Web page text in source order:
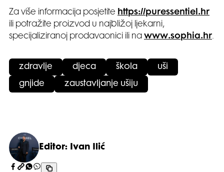
Za više informacija posjetite https://puressentiel.hr
ili potražite proizvod u najbližoj ljekarni,
specijaliziranoj prodavaonici ili na www.sophia.hr.
zdravlje djeca škola uši
gnjide zaustavljanje ušiju
Editor: Ivan Ilić